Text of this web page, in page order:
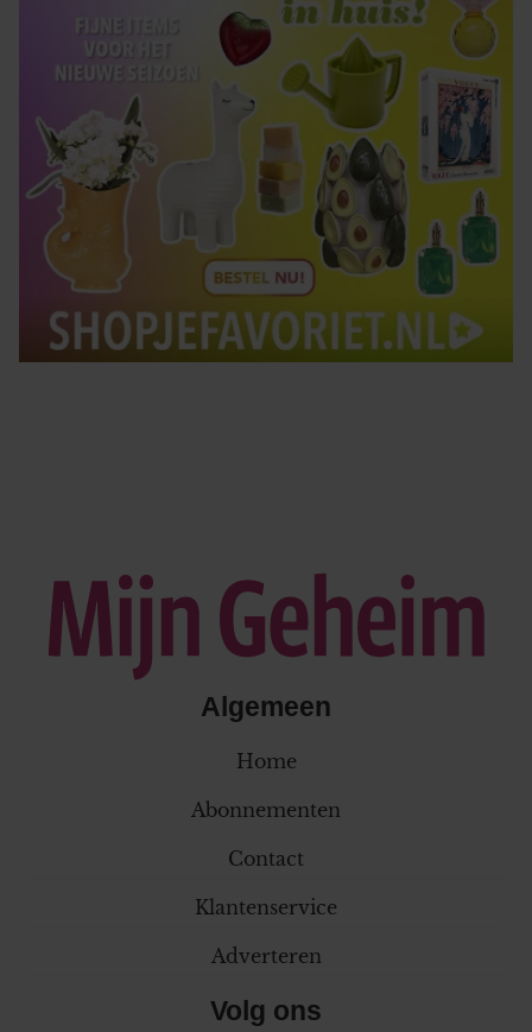
Algemeen
Home
Abonnementen
Contact
Klantenservice
Adverteren
Volg ons